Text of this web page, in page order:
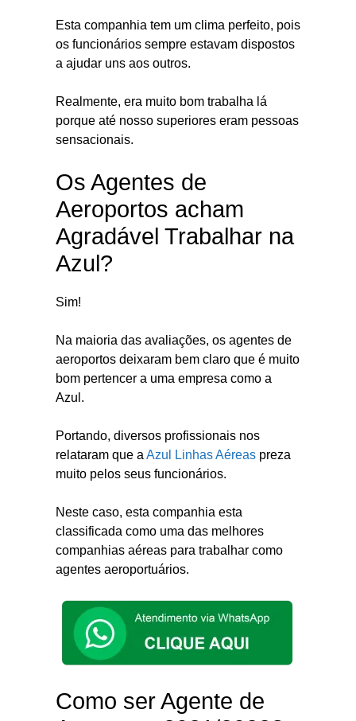
Esta companhia tem um clima perfeito, pois
os funcionários sempre estavam dispostos
a ajudar uns aos outros.
Realmente, era muito bom trabalha lá
porque até nosso superiores eram pessoas
sensacionais.
Os Agentes de
Aeroportos acham
Agradável Trabalhar na
Azul?
Sim!
Na maioria das avaliações, os agentes de
aeroportos deixaram bem claro que é muito
bom pertencer a uma empresa como a
Azul.
Portando, diversos profissionais nos
relataram que a Azul Linhas Aéreas preza
muito pelos seus funcionários.
Neste caso, esta companhia esta
classificada como uma das melhores
companhias aéreas para trabalhar como
agentes aeroportuários.
Como ser Agente de